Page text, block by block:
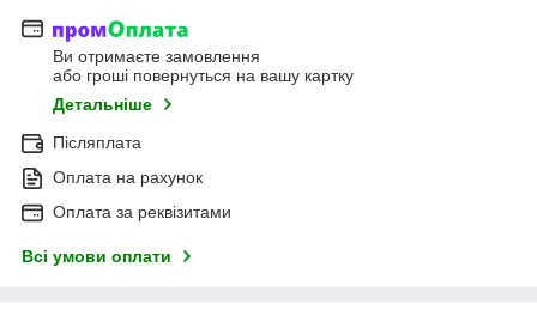
Ви отримаєте замовлення
або гроші повернуться на вашу картку
Детальніше
Післяплата
Оплата на рахунок
Оплата за реквізитами
Всі умови оплати